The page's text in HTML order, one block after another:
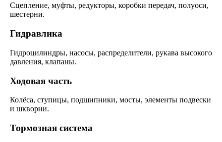
Сцепление, муфты, редукторы, коробки передач, полуоси,
шестерни.
Гидравлика
Гидроцилиндры, насосы, распределители, рукава высокого
давления, клапаны.
Ходовая часть
Колёса, ступицы, подшипники, мосты, элементы подвески
и шкворни.
Тормозная система